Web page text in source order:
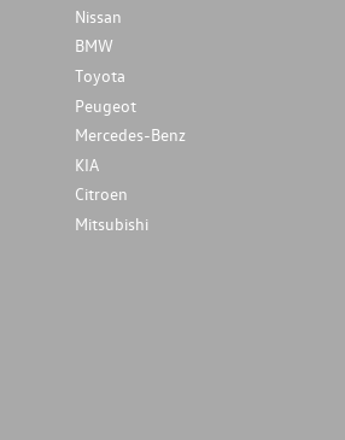
Nissan
BMW
Toyota
Peugeot
Mercedes-Benz
KIA
Citroen
Mitsubishi